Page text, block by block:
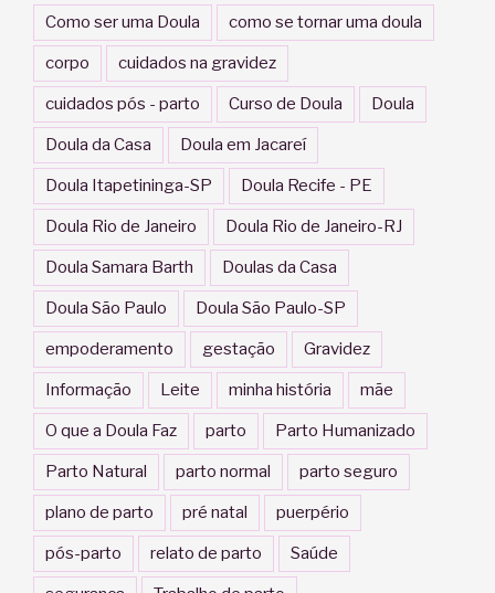
Como ser uma Doula como se tornar uma doula
corpo cuidados na gravidez
cuidados pós - parto Curso de Doula Doula
Doula da Casa Doula em Jacareí
Doula Itapetininga-SP Doula Recife - PE
Doula Rio de Janeiro Doula Rio de Janeiro-RJ
Doula Samara Barth Doulas da Casa
Doula São Paulo Doula São Paulo-SP
empoderamento gestação Gravidez
Informação Leite minha história mãe
O que a Doula Faz parto Parto Humanizado
Parto Natural parto normal parto seguro
plano de parto pré natal puerpério
pós-parto relato de parto Saúde